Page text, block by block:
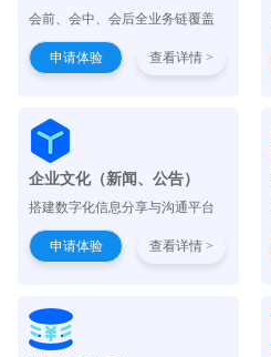
会前、会中、会后全业务链覆盖
申请体验 查看详情 >
企业文化（新闻、公告）
搭建数字化信息分享与沟通平台
申请体验 查看详情 >